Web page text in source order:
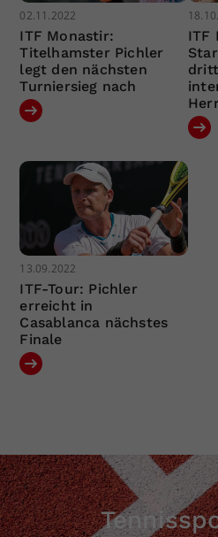
02.11.2022
ITF Monastir:
Titelhamster Pichler
legt den nächsten
Turniersieg nach
ITF
13.09.2022
ITF-Tour: Pichler
erreicht in
Casablanca nächstes
Finale